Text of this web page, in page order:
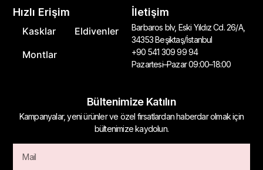
Hızlı Erişim
Kasklar
Eldivenler
Montlar
İletişim
Barbaros blv, Eski Yıldız Cd. 26/A,
34353 Beşiktaş/İstanbul
+90 541 309 99 94
Pazartesi–Pazar 09:00–18:00
Bültenimize Katılın
Kampanyalar, yeni ürünler ve özel fırsatlardan haberdar olmak için
bültenimize kaydolun.